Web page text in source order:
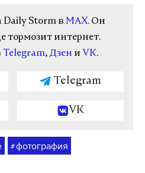
Storm в MAX. Он
тормозит интернет.
Telegram, Дзен и VK.
Telegram
VK
#фотография